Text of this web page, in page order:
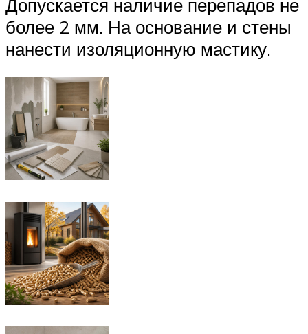
Допускается наличие перепадов не
более 2 мм. На основание и стены
нанести изоляционную мастику.